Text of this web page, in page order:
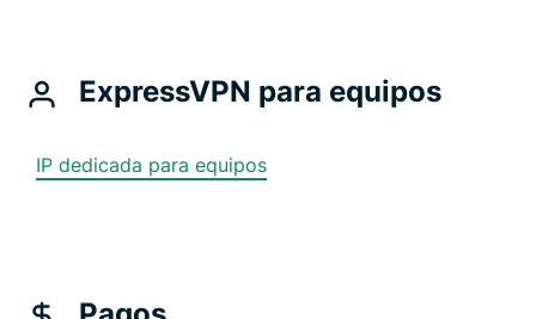
ExpressVPN para equipos
IP dedicada para equipos